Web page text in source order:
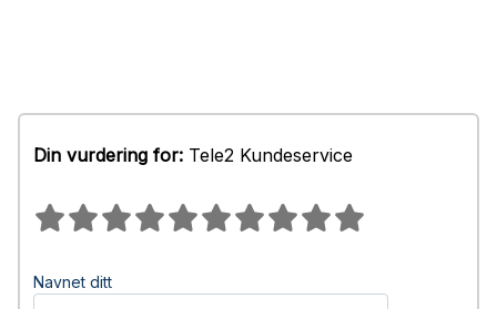
Din vurdering for: Tele2 Kundeservice
Navnet ditt